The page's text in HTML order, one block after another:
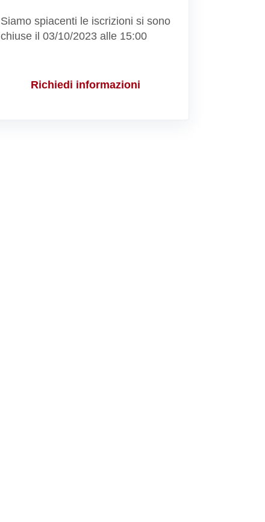
Siamo spiacenti le iscrizioni si sono
chiuse il 03/10/2023 alle 15:00
Richiedi informazioni